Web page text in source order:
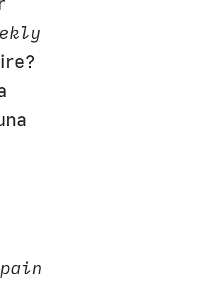
new window)